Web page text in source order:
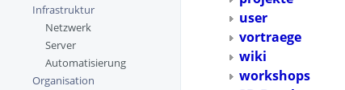
Infrastruktur
Netzwerk
Server
Automatisierung
Organisation
user
vortraege
wiki
workshops